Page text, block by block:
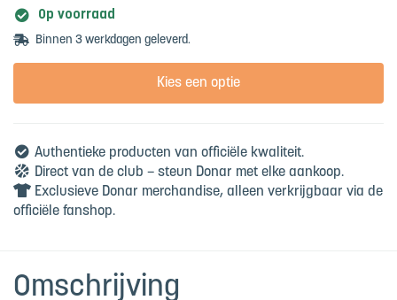
Op voorraad
Binnen 3 werkdagen geleverd.
Kies een optie
Authentieke producten van officiële kwaliteit.
Direct van de club – steun Donar met elke aankoop.
Exclusieve Donar merchandise, alleen verkrijgbaar via de
officiële fanshop.
Omschrijving